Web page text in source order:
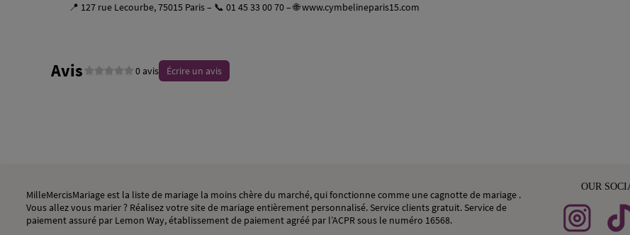
📍 127 rue Lecourbe, 75015 Paris – 📞 01 45 33 00 70 – 🌐www.cymbelineparis15.com
Avis 0 avis Écrire un avis
MilleMercisMariage est la liste de mariage la moins chère du marché, qui fonctionne comme une cagnotte de mariage .
Vous allez vous marier ? Réalisez votre site de mariage entièrement personnalisé. Service clients gratuit. Service de
paiement assuré par Lemon Way, établissement de paiement agréé par l’ACPR sous le numéro 16568.
OUR